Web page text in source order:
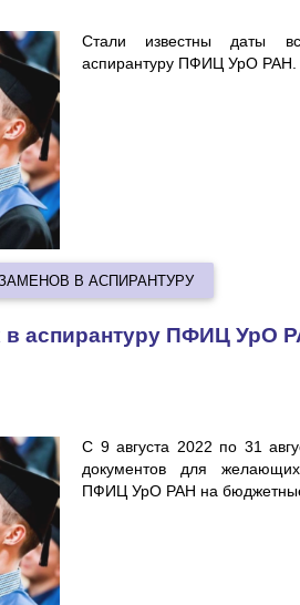
Стали известны даты
аспирантуру ПФИЦ УрО РАН.
В АСПИРАНТУРУ
аспирантуру ПФИЦ УрО
С 9 августа 2022 по 31
документов для
ПФИЦ УрО РАН на